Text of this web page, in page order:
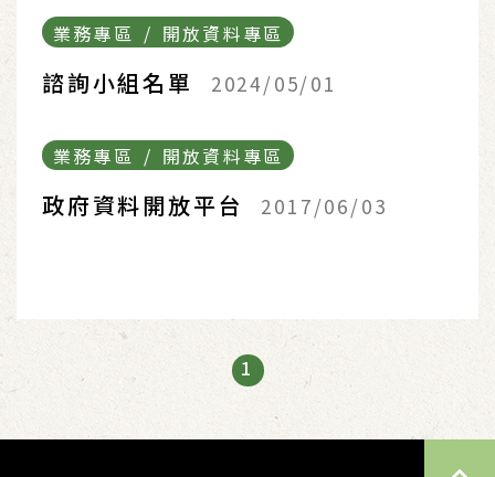
業務專區 / 開放資料專區
諮詢小組名單 2024/05/01
業務專區 / 開放資料專區
政府資料開放平台 2017/06/03
1